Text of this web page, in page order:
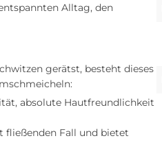
Alltag, den
gerätst, besteht dieses
absolute Hautfreundlichkeit
fließenden Fall und bietet